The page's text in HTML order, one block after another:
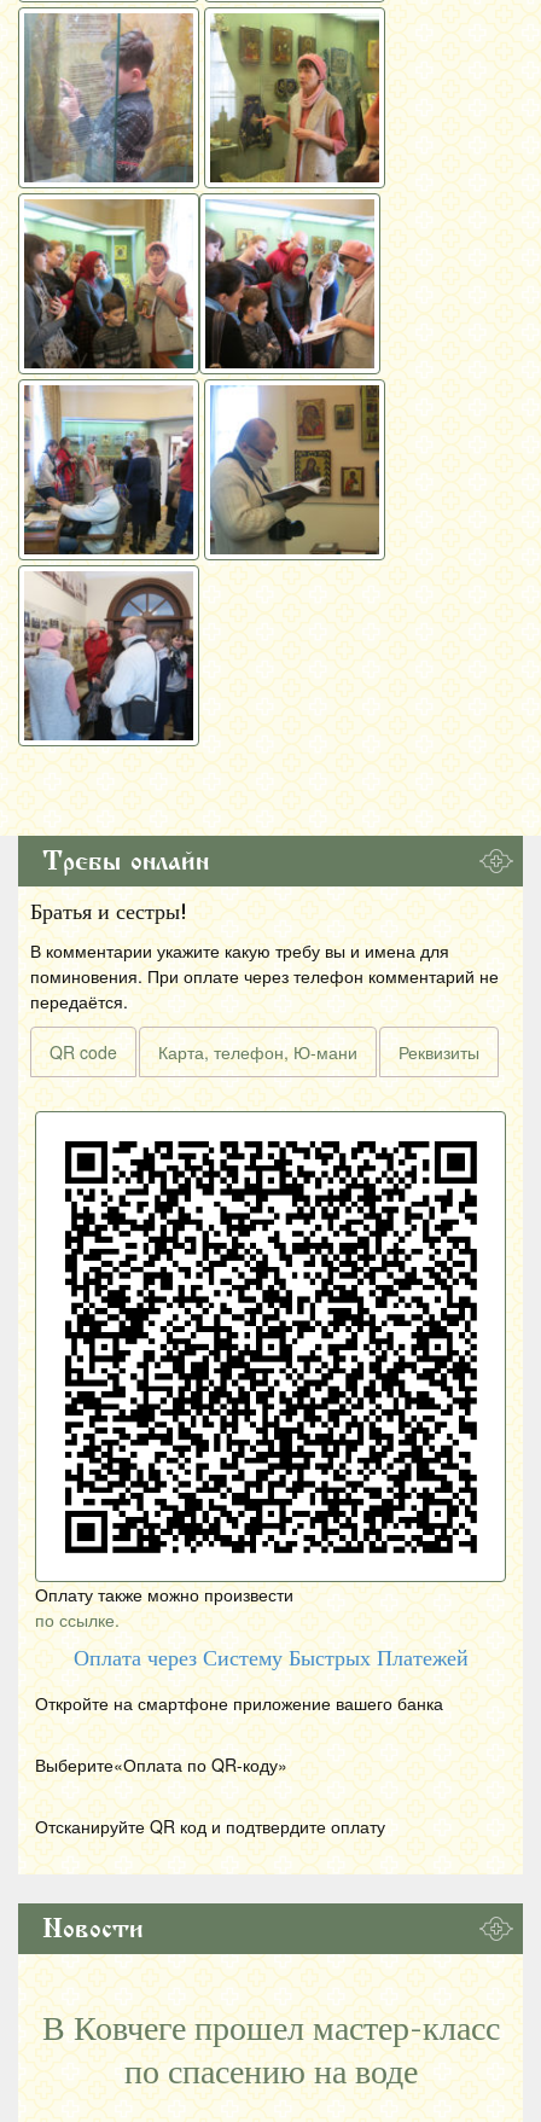
Требы онлайн
Братья и сестры!
В комментарии укажите какую требу вы и имена для
поминовения. При оплате через телефон комментарий не
передаётся.
QR code Карта, телефон, Ю-мани Реквизиты
Оплату также можно произвести
по ссылке.
Оплата через Систему Быстрых Платежей
Откройте на смартфоне приложение вашего банка
Выберите«Оплата по QR-коду»
Отсканируйте QR код и подтвердите оплату
Новости
В Ковчеге прошел мастер-класс
по спасению на воде